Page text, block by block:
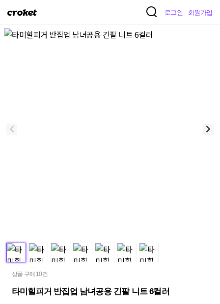
크
켓
로그인 회원가입
상품 구매 10건
타미힐피거 반집업 남녀공용 긴팔 니트 6컬러